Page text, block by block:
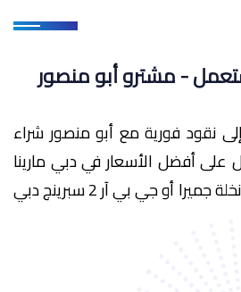
- مشترو أبو منصور
نقود فورية مع أبو منصور شراء
على أفضل الأسعار في دبي مارينا
أو أبراج بحيرات جميرا أو نخلة جميرا أو جي بي آر 2 سبرينج دبي